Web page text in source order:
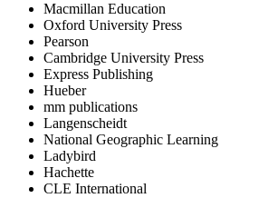
Macmillan Education
Oxford University Press
Pearson
Cambridge University Press
Express Publishing
Hueber
mm publications
Langenscheidt
National Geographic Learning
Ladybird
Hachette
CLE International